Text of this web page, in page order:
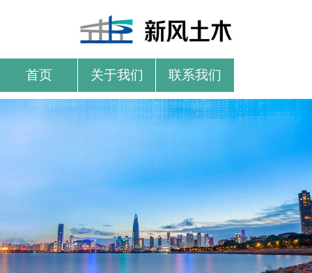
首页 关于我们 联系我们